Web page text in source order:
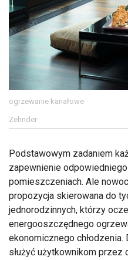
ogrzewanie kanałowe
Zehnder
Podstawowym zadaniem
zapewnienie
pomieszczeniach. Ale
propozycja skierowana do
jednorodzinnych, którzy
energooszczędnego
ekonomicznego
służyć użytkownikom przez